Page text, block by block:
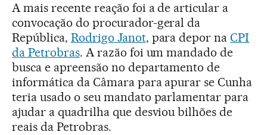
A mais recente reação foi a de articular a
convocação do procurador-geral da
República, Rodrigo Janot, para depor naCPI
da Petrobras. A razão foi um mandado de
busca e apreensão no departamento de
informática da Câmara para apurar se Cunha
teria usado o seu mandato parlamentar para
ajudar a quadrilha que desviou bilhões de
reais da Petrobras.